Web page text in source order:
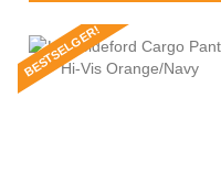
BESTSELGER!